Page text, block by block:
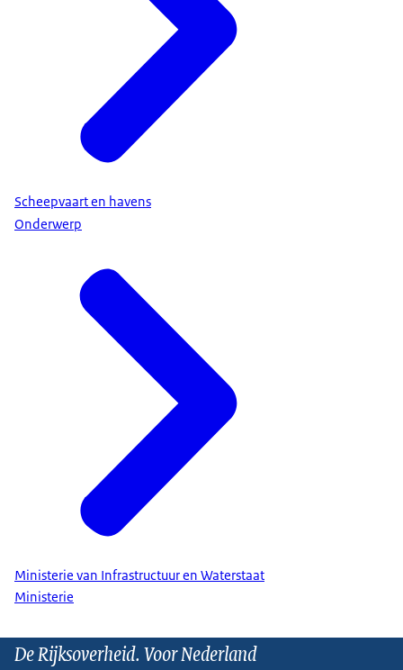
Scheepvaart en havens
Onderwerp
Ministerie van Infrastructuur en Waterstaat
Ministerie
De Rijksoverheid. Voor Nederland